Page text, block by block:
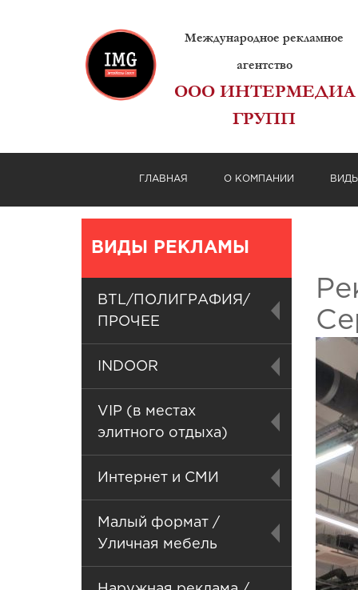
Международное рекламное
агентство
ООО ИНТЕРМЕДИА
ГРУПП
ГЛАВНАЯ О КОМПАНИИ
ВИДЫ РЕКЛАМЫ
BTL/ПОЛИГРАФИЯ/
ПРОЧЕЕ
INDOOR
VIP (в местах
элитного отдыха)
Интернет и СМИ
Малый формат /
Уличная мебель